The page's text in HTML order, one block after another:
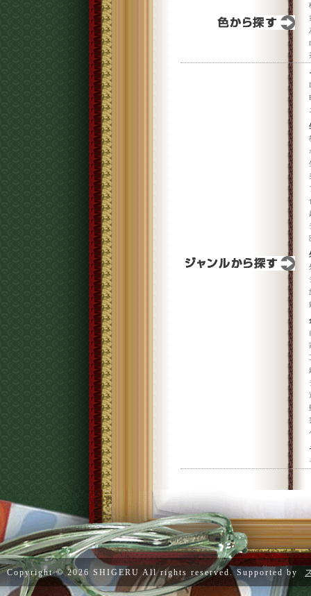
Copyright ©2026 SHIGERU All rights reserved. Supported by